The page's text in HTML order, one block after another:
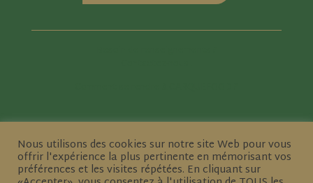
Nous utilisons des cookies sur notre site Web pour vous
offrir l'expérience la plus pertinente en mémorisant vos
préférences et les visites répétées. En cliquant sur